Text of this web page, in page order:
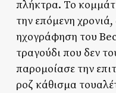
πλήκτρα. Το
την επόμενη
ηχογράφηση του
τραγούδι που δεν
παρομοίασε την
ροζ κάθισμα